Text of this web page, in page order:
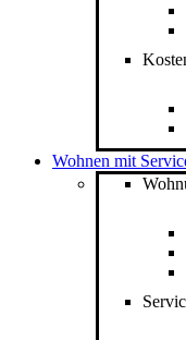
Wohnen mit